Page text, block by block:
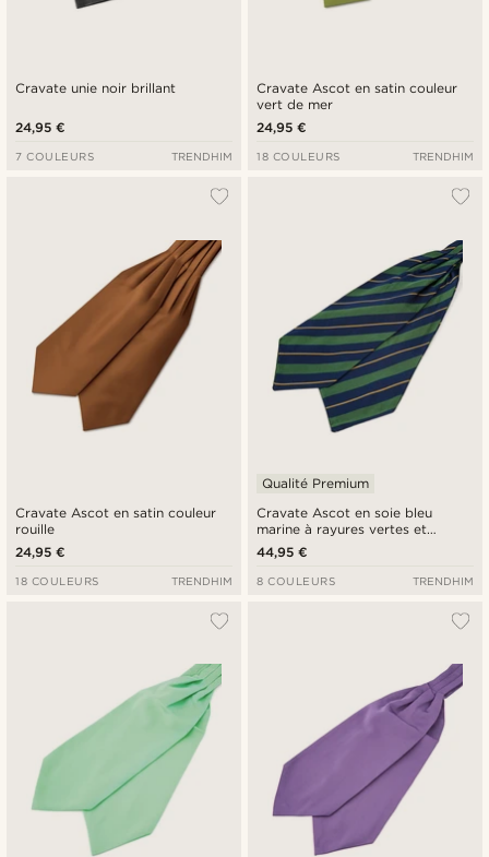
Cravate unie noir brillant
24,95 €
7 COULEURS TRENDHIM
Cravate Ascot en satin couleur
vert de mer
24,95 €
18 COULEURS TRENDHIM
Cravate Ascot en satin couleur
rouille
24,95 €
18 COULEURS TRENDHIM
Cravate Ascot en soie bleu
marine à rayures vertes et
dorées
Qualité Premium
44,95 €
8 COULEURS TRENDHIM